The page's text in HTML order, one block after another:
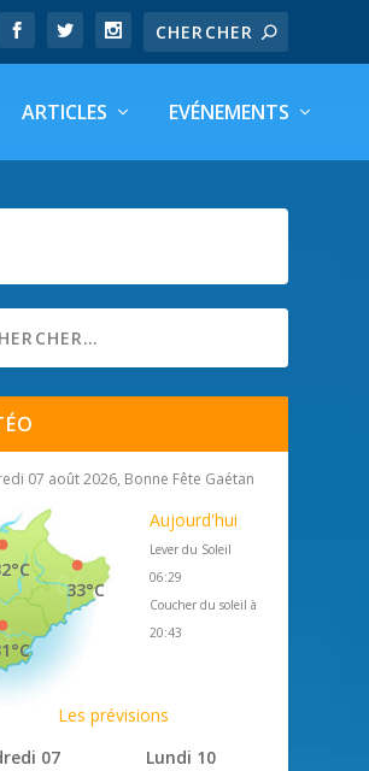
ARTICLES EVÉNEMENTS
07 août 2026, Bonne Fête Gaétan
33°C
Aujourd'hui
Lever du Soleil
06:29
Coucher du soleil à
20:43
Les prévisions
07
Lundi 10